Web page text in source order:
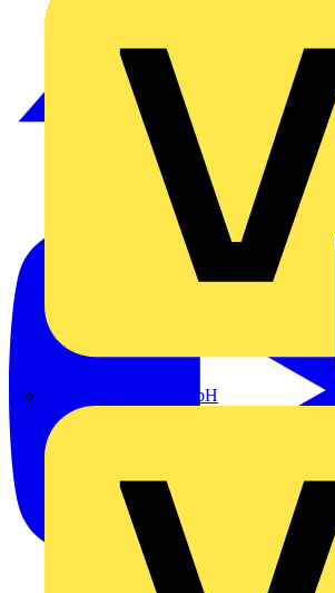
Heinrich Häusler GmbH